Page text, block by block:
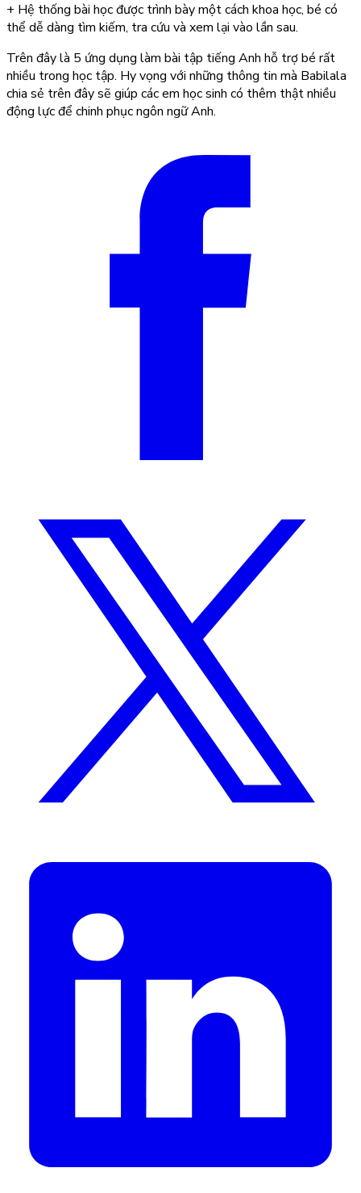
+ Hệ thống bài học được trình bày một cách khoa học, bé có
thể dễ dàng tìm kiếm, tra cứu và xem lại vào lần sau.
Trên đây là 5 ứng dụng làm bài tập tiếng Anh hỗ trợ bé rất
nhiều trong học tập. Hy vọng với những thông tin mà Babilala
chia sẻ trên đây sẽ giúp các em học sinh có thêm thật nhiều
động lực để chinh phục ngôn ngữ Anh.